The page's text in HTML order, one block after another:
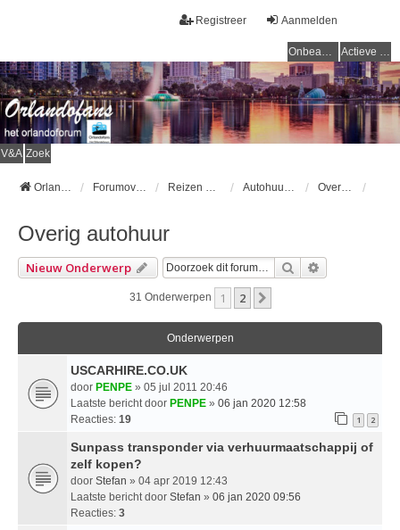
Aanmelden
Registreer
Onbeantwoorde onderwerpen Actieve onderwerpen
V&A Zoek
Orlandofans Homepage Forumoverzicht Reizen & vervoer Autohuur & Openbaar vervoer Overig autohuur
Overig autohuur
Nieuw Onderwerp Zoek
31 Onderwerpen 1 2
Onderwerpen
USCARHIRE.CO.UK
door PENPE » 05 jul 2011 20:46
Laatste bericht door PENPE » 06 jan 2020 12:58
Reacties: 19 1 2
Sunpass transponder via verhuurmaatschappij of
zelf kopen?
door Stefan » 04 apr 2019 12:43
Laatste bericht door Stefan » 06 jan 2020 09:56
Reacties: 3